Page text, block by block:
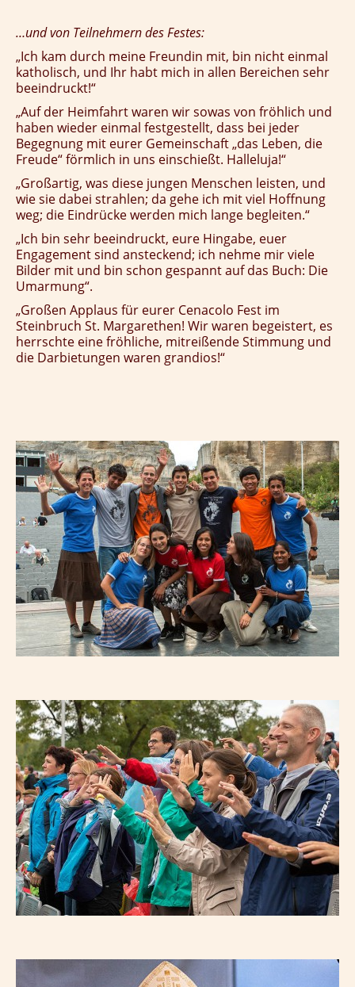
…und von Teilnehmern des Festes:
„Ich kam durch meine Freundin mit, bin nicht einmal
katholisch, und Ihr habt mich in allen Bereichen sehr
beeindruckt!“
„Auf der Heimfahrt waren wir sowas von fröhlich und
haben wieder einmal festgestellt, dass bei jeder
Begegnung mit eurer Gemeinschaft „das Leben, die
Freude“ förmlich in uns einschießt. Halleluja!“
„Großartig, was diese jungen Menschen leisten, und
wie sie dabei strahlen; da gehe ich mit viel Hoffnung
weg; die Eindrücke werden mich lange begleiten.“
„Ich bin sehr beeindruckt, eure Hingabe, euer
Engagement sind ansteckend; ich nehme mir viele
Bilder mit und bin schon gespannt auf das Buch: Die
Umarmung“.
„Großen Applaus für eurer Cenacolo Fest im
Steinbruch St. Margarethen! Wir waren begeistert, es
herrschte eine fröhliche, mitreißende Stimmung und
die Darbietungen waren grandios!“